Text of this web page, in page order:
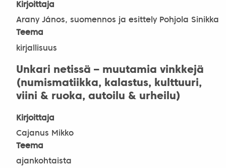
Kirjoittaja
Arany János, suomennos ja esittely Pohjola Sinikka
Teema
kirjallisuus
Unkari netissä – muutamia vinkkejä
(numismatiikka, kalastus, kulttuuri,
viini & ruoka, autoilu & urheilu)
Kirjoittaja
Cajanus Mikko
Teema
ajankohtaista